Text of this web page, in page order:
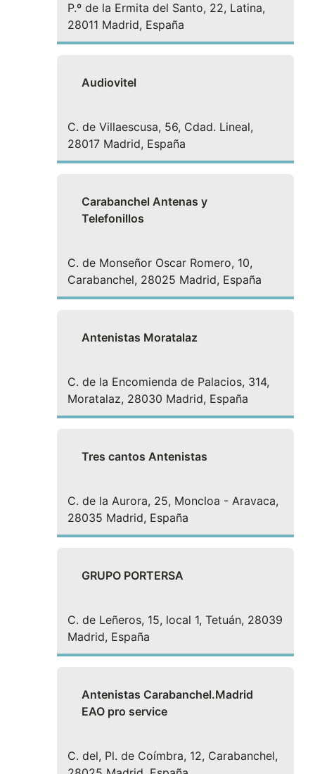
P.º de la Ermita del Santo, 22, Latina,
28011 Madrid, España
Audiovitel
C. de Villaescusa, 56, Cdad. Lineal,
28017 Madrid, España
Carabanchel Antenas y
Telefonillos
C. de Monseñor Oscar Romero, 10,
Carabanchel, 28025 Madrid, España
Antenistas Moratalaz
C. de la Encomienda de Palacios, 314,
Moratalaz, 28030 Madrid, España
Tres cantos Antenistas
C. de la Aurora, 25, Moncloa - Aravaca,
28035 Madrid, España
GRUPO PORTERSA
C. de Leñeros, 15, local 1, Tetuán, 28039
Madrid, España
Antenistas Carabanchel.Madrid
EAO pro service
C. del, Pl. de Coímbra, 12, Carabanchel,